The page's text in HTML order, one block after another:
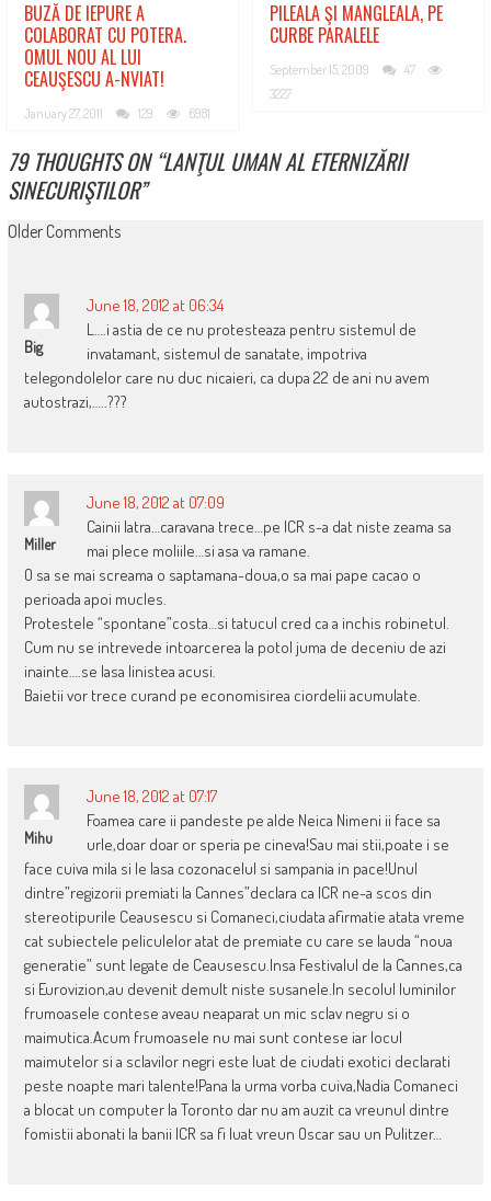
BUZĂ DE IEPURE A
COLABORAT CU POTERA.
OMUL NOU AL LUI
CEAUŞESCU A-NVIAT!
January 27, 2011 129 6981
PILEALA ŞI MANGLEALA, PE
CURBE PARALELE
September 15, 2009
47
3227
79 THOUGHTS ON “LANŢUL UMAN AL ETERNIZĂRII
SINECURIŞTILOR”
COMMENT
Older Comments
Big
June 18, 2012 at 06:34
L….i astia de ce nu protesteaza pentru sistemul de
invatamant, sistemul de sanatate, impotriva
telegondolelor care nu duc nicaieri, ca dupa 22 de ani nu avem
autostrazi,…..???
Miller
June 18, 2012 at 07:09
Cainii latra…caravana trece…pe ICR s-a dat niste zeama sa
mai plece moliile…si asa va ramane.
O sa se mai screama o saptamana-doua,o sa mai pape cacao o
perioada apoi mucles.
Protestele “spontane”costa…si tatucul cred ca a inchis robinetul.
Cum nu se intrevede intoarcerea la potol juma de deceniu de azi
inainte….se lasa linistea acusi.
Baietii vor trece curand pe economisirea ciordelii acumulate.
Mihu
June 18, 2012 at 07:17
Foamea care ii pandeste pe alde Neica Nimeni ii face sa
urle,doar doar or speria pe cineva!Sau mai stii,poate i se
face cuiva mila si le lasa cozonacelul si sampania in pace!Unul
dintre”regizorii premiati la Cannes”declara ca ICR ne-a scos din
stereotipurile Ceausescu si Comaneci,ciudata afirmatie atata vreme
cat subiectele peliculelor atat de premiate cu care se lauda “noua
generatie” sunt legate de Ceausescu.Insa Festivalul de la Cannes,ca
si Eurovizion,au devenit demult niste susanele.In secolul luminilor
frumoasele contese aveau neaparat un mic sclav negru si o
maimutica.Acum frumoasele nu mai sunt contese iar locul
maimutelor si a sclavilor negri este luat de ciudati exotici declarati
peste noapte mari talente!Pana la urma vorba cuiva,Nadia Comaneci
a blocat un computer la Toronto dar nu am auzit ca vreunul dintre
fomistii abonati la banii ICR sa fi luat vreun Oscar sau un Pulitzer…